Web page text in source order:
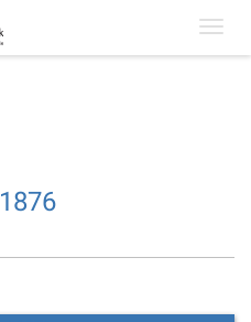
1876